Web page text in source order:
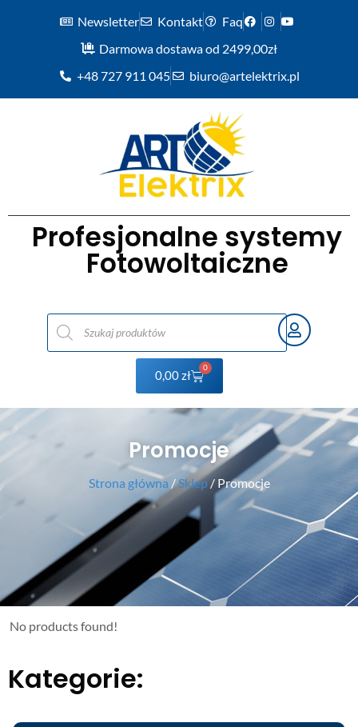
Newsletter Kontakt
Faq
Darmowa dostawa od 2499,00zł
+48 727 911 045
biuro@artelektrix.pl
Profesjonalne systemy
Fotowoltaiczne
0,00zł
0
Promocje
Strona główna/Sklep/ Promocje
Kategorie:
No products found!